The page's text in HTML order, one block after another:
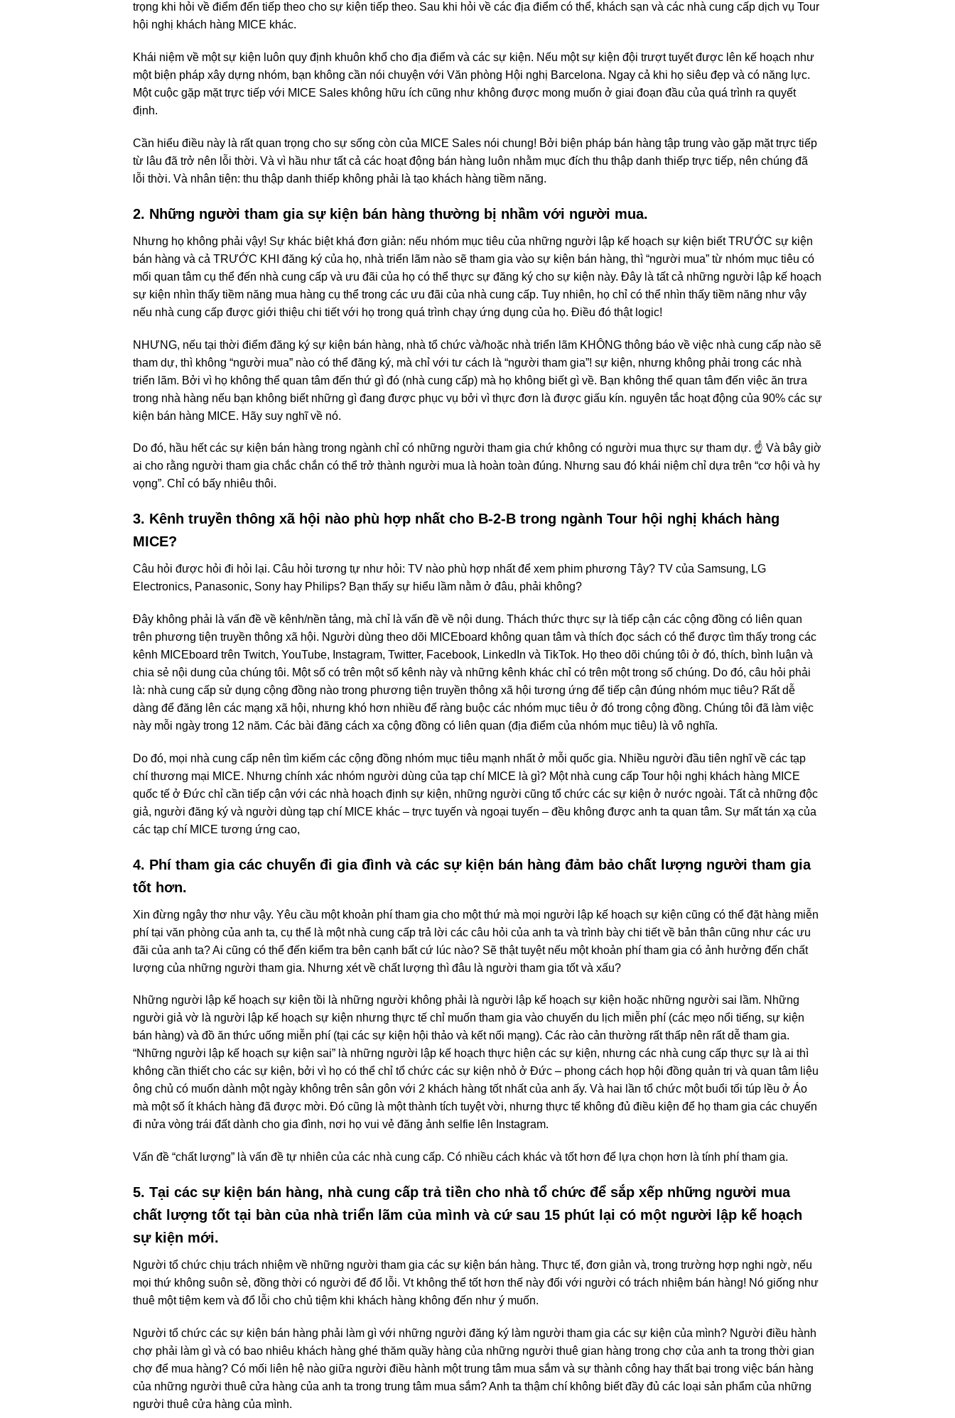
trọng khi hỏi về điểm đến tiếp theo cho sự kiện tiếp theo. Sau khi hỏi về các địa điểm có thể, khách sạn và các nhà cung cấp dịch vụ Tour
hội nghị khách hàng MICE khác.
Khái niệm về một sự kiện luôn quy định khuôn khổ cho địa điểm và các sự kiện. Nếu một sự kiện đội trượt tuyết được lên kế hoạch như
một biện pháp xây dựng nhóm, bạn không cần nói chuyện với Văn phòng Hội nghị Barcelona. Ngay cả khi họ siêu đẹp và có năng lực.
Một cuộc gặp mặt trực tiếp với MICE Sales không hữu ích cũng như không được mong muốn ở giai đoạn đầu của quá trình ra quyết
định.
Cần hiểu điều này là rất quan trọng cho sự sống còn của MICE Sales nói chung! Bởi biện pháp bán hàng tập trung vào gặp mặt trực tiếp
từ lâu đã trở nên lỗi thời. Và vì hầu như tất cả các hoạt động bán hàng luôn nhằm mục đích thu thập danh thiếp trực tiếp, nên chúng đã
lỗi thời. Và nhân tiện: thu thập danh thiếp không phải là tạo khách hàng tiềm năng.
2. Những người tham gia sự kiện bán hàng thường bị nhầm với người mua.
Nhưng họ không phải vậy! Sự khác biệt khá đơn giản: nếu nhóm mục tiêu của những người lập kế hoạch sự kiện biết TRƯỚC sự kiện
bán hàng và cả TRƯỚC KHI đăng ký của họ, nhà triển lãm nào sẽ tham gia vào sự kiện bán hàng, thì “người mua” từ nhóm mục tiêu có
mối quan tâm cụ thể đến nhà cung cấp và ưu đãi của họ có thể thực sự đăng ký cho sự kiện này. Đây là tất cả những người lập kế hoạch
sự kiện nhìn thấy tiềm năng mua hàng cụ thể trong các ưu đãi của nhà cung cấp. Tuy nhiên, họ chỉ có thể nhìn thấy tiềm năng như vậy
nếu nhà cung cấp được giới thiệu chi tiết với họ trong quá trình chạy ứng dụng của họ. Điều đó thật logic!
NHƯNG, nếu tại thời điểm đăng ký sự kiện bán hàng, nhà tổ chức và/hoặc nhà triển lãm KHÔNG thông báo về việc nhà cung cấp nào sẽ
tham dự, thì không “người mua” nào có thể đăng ký, mà chỉ với tư cách là “người tham gia”! sự kiện, nhưng không phải trong các nhà
triển lãm. Bởi vì họ không thể quan tâm đến thứ gì đó (nhà cung cấp) mà họ không biết gì về. Bạn không thể quan tâm đến việc ăn trưa
trong nhà hàng nếu bạn không biết những gì đang được phục vụ bởi vì thực đơn là được giấu kín. nguyên tắc hoạt động của 90% các sự
kiện bán hàng MICE. Hãy suy nghĩ về nó.
Do đó, hầu hết các sự kiện bán hàng trong ngành chỉ có những người tham gia chứ không có người mua thực sự tham dự. ☝️ Và bây giờ
ai cho rằng người tham gia chắc chắn có thể trở thành người mua là hoàn toàn đúng. Nhưng sau đó khái niệm chỉ dựa trên “cơ hội và hy
vọng”. Chỉ có bấy nhiêu thôi.
3. Kênh truyền thông xã hội nào phù hợp nhất cho B-2-B trong ngành Tour hội nghị khách hàng
MICE?
Câu hỏi được hỏi đi hỏi lại. Câu hỏi tương tự như hỏi: TV nào phù hợp nhất để xem phim phương Tây? TV của Samsung, LG
Electronics, Panasonic, Sony hay Philips? Bạn thấy sự hiểu lầm nằm ở đâu, phải không?
Đây không phải là vấn đề về kênh/nền tảng, mà chỉ là vấn đề về nội dung. Thách thức thực sự là tiếp cận các cộng đồng có liên quan
trên phương tiện truyền thông xã hội. Người dùng theo dõi MICEboard không quan tâm và thích đọc sách có thể được tìm thấy trong các
kênh MICEboard trên Twitch, YouTube, Instagram, Twitter, Facebook, LinkedIn và TikTok. Họ theo dõi chúng tôi ở đó, thích, bình luận và
chia sẻ nội dung của chúng tôi. Một số có trên một số kênh này và những kênh khác chỉ có trên một trong số chúng. Do đó, câu hỏi phải
là: nhà cung cấp sử dụng cộng đồng nào trong phương tiện truyền thông xã hội tương ứng để tiếp cận đúng nhóm mục tiêu? Rất dễ
dàng để đăng lên các mạng xã hội, nhưng khó hơn nhiều để ràng buộc các nhóm mục tiêu ở đó trong cộng đồng. Chúng tôi đã làm việc
này mỗi ngày trong 12 năm. Các bài đăng cách xa cộng đồng có liên quan (địa điểm của nhóm mục tiêu) là vô nghĩa.
Do đó, mọi nhà cung cấp nên tìm kiếm các cộng đồng nhóm mục tiêu mạnh nhất ở mỗi quốc gia. Nhiều người đầu tiên nghĩ về các tạp
chí thương mại MICE. Nhưng chính xác nhóm người dùng của tạp chí MICE là gì? Một nhà cung cấp Tour hội nghị khách hàng MICE
quốc tế ở Đức chỉ cần tiếp cận với các nhà hoạch định sự kiện, những người cũng tổ chức các sự kiện ở nước ngoài. Tất cả những độc
giả, người đăng ký và người dùng tạp chí MICE khác – trực tuyến và ngoại tuyến – đều không được anh ta quan tâm. Sự mất tán xạ của
các tạp chí MICE tương ứng cao,
4. Phí tham gia các chuyến đi gia đình và các sự kiện bán hàng đảm bảo chất lượng người tham gia
tốt hơn.
Xin đừng ngây thơ như vậy. Yêu cầu một khoản phí tham gia cho một thứ mà mọi người lập kế hoạch sự kiện cũng có thể đặt hàng miễn
phí tại văn phòng của anh ta, cụ thể là một nhà cung cấp trả lời các câu hỏi của anh ta và trình bày chi tiết về bản thân cũng như các ưu
đãi của anh ta? Ai cũng có thể đến kiểm tra bên cạnh bất cứ lúc nào? Sẽ thật tuyệt nếu một khoản phí tham gia có ảnh hưởng đến chất
lượng của những người tham gia. Nhưng xét về chất lượng thì đâu là người tham gia tốt và xấu?
Những người lập kế hoạch sự kiện tồi là những người không phải là người lập kế hoạch sự kiện hoặc những người sai lầm. Những
người giả vờ là người lập kế hoạch sự kiện nhưng thực tế chỉ muốn tham gia vào chuyến du lịch miễn phí (các mẹo nổi tiếng, sự kiện
bán hàng) và đồ ăn thức uống miễn phí (tại các sự kiện hội thảo và kết nối mạng). Các rào cản thường rất thấp nên rất dễ tham gia.
“Những người lập kế hoạch sự kiện sai” là những người lập kế hoạch thực hiện các sự kiện, nhưng các nhà cung cấp thực sự là ai thì
không cần thiết cho các sự kiện, bởi vì họ có thể chỉ tổ chức các sự kiện nhỏ ở Đức – phong cách họp hội đồng quản trị và quan tâm liệu
ông chủ có muốn dành một ngày không trên sân gôn với 2 khách hàng tốt nhất của anh ấy. Và hai lần tổ chức một buổi tối túp lều ở Áo
mà một số ít khách hàng đã được mời. Đó cũng là một thành tích tuyệt vời, nhưng thực tế không đủ điều kiện để họ tham gia các chuyến
đi nửa vòng trái đất dành cho gia đình, nơi họ vui vẻ đăng ảnh selfie lên Instagram.
Vấn đề “chất lượng” là vấn đề tự nhiên của các nhà cung cấp. Có nhiều cách khác và tốt hơn để lựa chọn hơn là tính phí tham gia.
5. Tại các sự kiện bán hàng, nhà cung cấp trả tiền cho nhà tổ chức để sắp xếp những người mua
chất lượng tốt tại bàn của nhà triển lãm của mình và cứ sau 15 phút lại có một người lập kế hoạch
sự kiện mới.
Người tổ chức chịu trách nhiệm về những người tham gia các sự kiện bán hàng. Thực tế, đơn giản và, trong trường hợp nghi ngờ, nếu
mọi thứ không suôn sẻ, đồng thời có người để đổ lỗi. Vt không thể tốt hơn thế này đối với người có trách nhiệm bán hàng! Nó giống như
thuê một tiệm kem và đổ lỗi cho chủ tiệm khi khách hàng không đến như ý muốn.
Người tổ chức các sự kiện bán hàng phải làm gì với những người đăng ký làm người tham gia các sự kiện của mình? Người điều hành
chợ phải làm gì và có bao nhiêu khách hàng ghé thăm quầy hàng của những người thuê gian hàng trong chợ của anh ta trong thời gian
chợ để mua hàng? Có mối liên hệ nào giữa người điều hành một trung tâm mua sắm và sự thành công hay thất bại trong việc bán hàng
của những người thuê cửa hàng của anh ta trong trung tâm mua sắm? Anh ta thậm chí không biết đầy đủ các loại sản phẩm của những
người thuê cửa hàng của mình.